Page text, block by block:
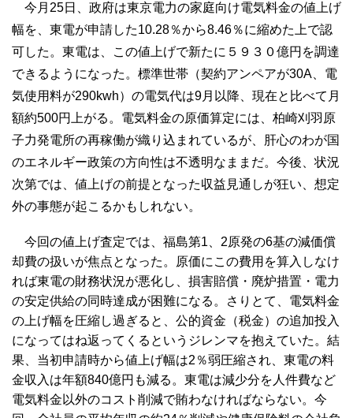
今月25日、政府は東京電力の家庭向け電気料金の値上げ
幅を、東電が申請した10.28％から8.46％に縮めた上で認
可した。東電は、この値上げで新たに５９３０億円を調達
できるようになった。標準世帯（契約アンペアが30A、電
気使用料が290kwh）の電気代は9月以降、現在と比べて月
額約500円上がる。電気料金の原価算定には、柏崎刈羽原
子力発電所の再稼働が織り込まれているが、肝心のわが国
のエネルギー政策の方向性は不透明なままだ。今後、状況
次第では、値上げの前提となった収益見通しが狂い、想定
外の事態が起こるかもしれない。
今回の値上げ査定では、福島第1、2原発の6基の減価償
却費の扱いが焦点となった。原価にこの費用を算入しなけ
れば東電の財務状況が悪化し、損害賠償・廃炉措置・電力
の安定供給の同時達成が困難になる。さりとて、電気料金
の上げ幅を圧縮し過ぎると、公的資金（税金）の追加投入
になってはね返ってくるというジレンマを抱えていた。結
果、当初申請時から値上げ幅は2％弱圧縮され、東電の料
金収入は年額840億円も減る。東電は減少分を人件費など
電気料金以外のコスト削減で賄わなければならない。今